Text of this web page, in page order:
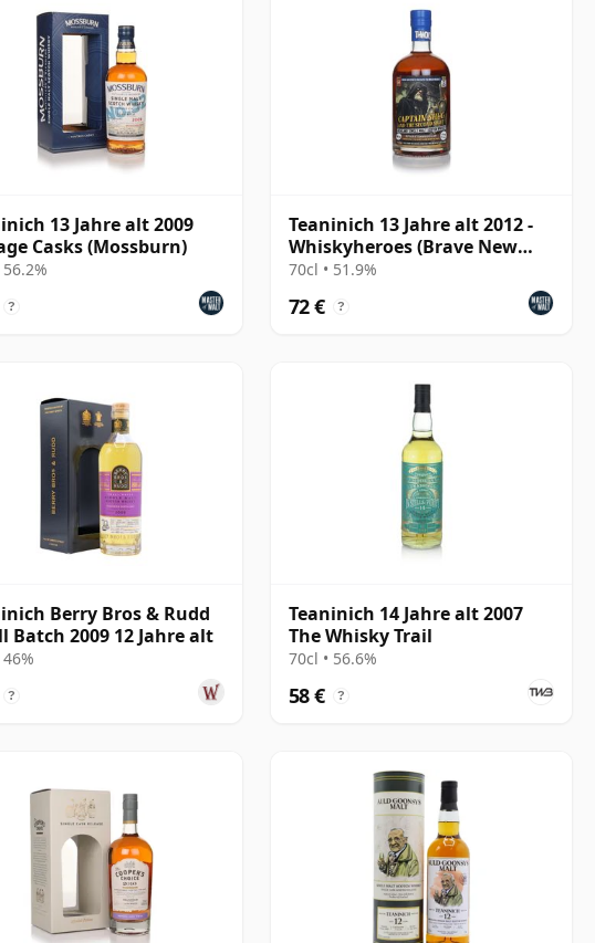
13 Jahre alt 2009
Casks (Mossburn)
?
Teaninich 13 Jahre alt 2012 -
Whiskyheroes (Brave New
Spirits)
70cl • 51.9%
72 € ?
Berry Bros & Rudd
Batch 2009 12 Jahre alt
?
Teaninich 14 Jahre alt 2007
The Whisky Trail
70cl • 56.6%
58 € ?